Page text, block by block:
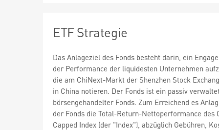
ETF Strategie
Das Anlageziel des Fonds besteht darin, ein
der Performance der liquidesten Unternehmen
die am ChiNext-Markt der Shenzhen Stock
in China notieren. Der Fonds ist ein passiv
börsengehandelter Fonds. Zum Erreichend es
der Fonds die Total-Return-Nettoperformance des
Capped Index (der "Index"), abzüglich Gebühren,